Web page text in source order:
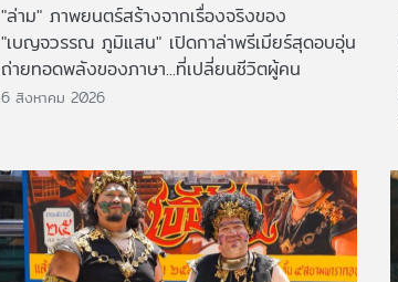
"ล่าม" ภาพยนตร์สร้างจากเรื่องจริงของ
"เบญจวรรณ ภูมิแสน" เปิดกาล่าพรีเมียร์สุดอบอุ่น
ถ่ายทอดพลังของภาษา...ที่เปลี่ยนชีวิตผู้คน
6 สิงหาคม 2026